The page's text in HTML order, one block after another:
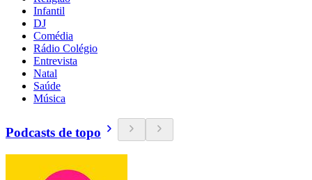
Infantil
DJ
Comédia
Rádio Colégio
Entrevista
Natal
Saúde
Música
Podcasts de topo